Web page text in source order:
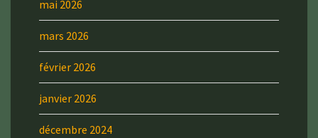
mai 2026
mars 2026
février 2026
janvier 2026
décembre 2024